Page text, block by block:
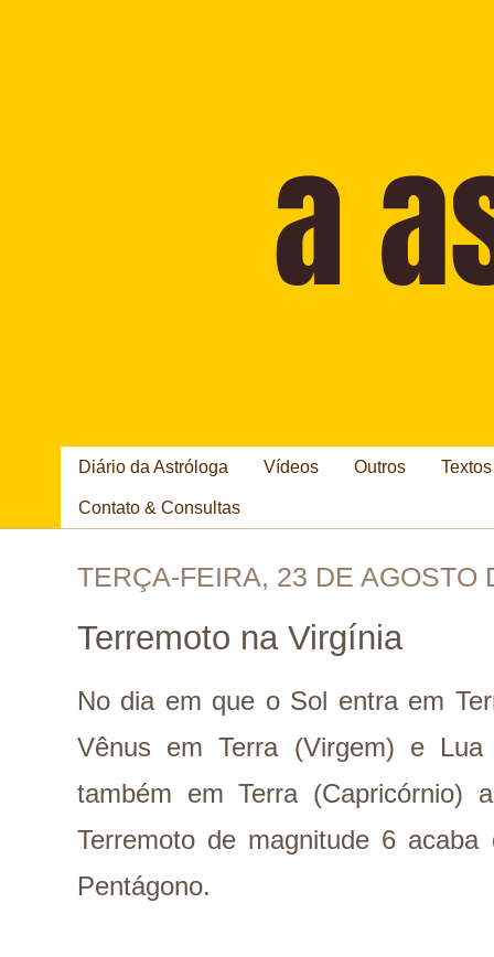
Diário da Astróloga Vídeos Outros
Contato & Consultas
TERÇA-FEIRA, 23 DE AGOSTO
Terremoto na Virgínia
No dia em que o Sol entra em
Vênus em Terra (Virgem) e
também em Terra (Capricórnio)
Terremoto de magnitude 6
Pentágono.